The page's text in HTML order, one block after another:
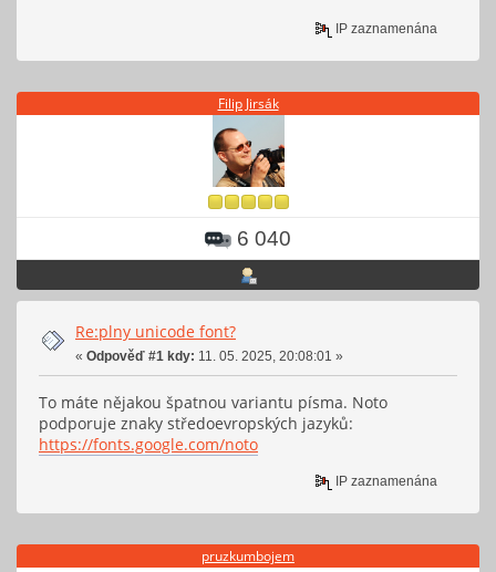
IP zaznamenána
Filip Jirsák
6 040
Re:plny unicode font?
« Odpověď #1 kdy: 11. 05. 2025, 20:08:01 »
To máte nějakou špatnou variantu písma. Noto
podporuje znaky středoevropských jazyků:
https://fonts.google.com/noto
IP zaznamenána
pruzkumbojem